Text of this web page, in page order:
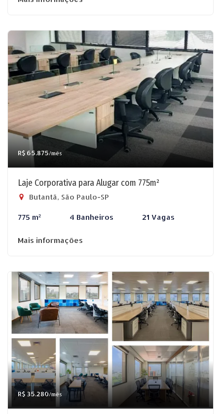
R$ 65.875/mês
Laje Corporativa para Alugar com 775m²
Butantã, São Paulo-SP
775 m² 4 Banheiros 21 Vagas
Mais informações
R$ 35.280/mês